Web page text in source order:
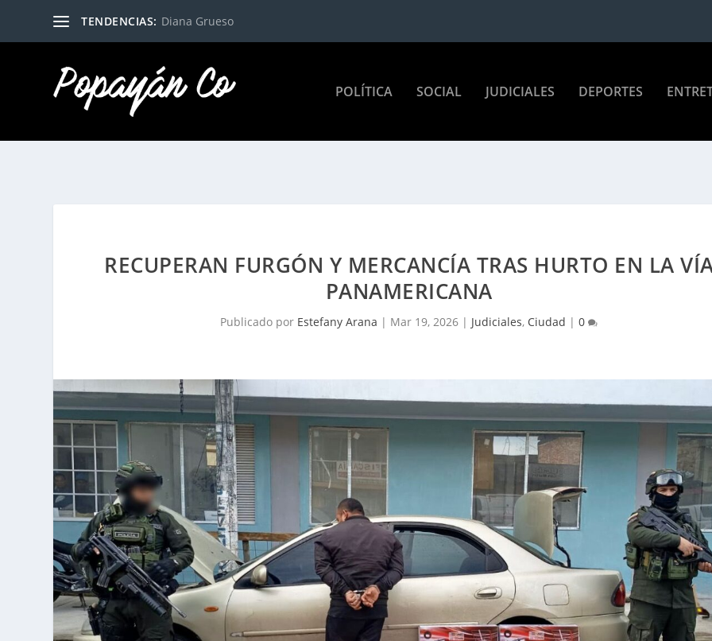
TENDENCIAS: Diana Grueso
POLÍTICA SOCIAL JUDICIALES DEPORTES
RECUPERAN FURGÓN Y MERCANCÍA TRAS HURTO EN LA
PANAMERICANA
Publicado por Estefany Arana | Mar 19, 2026 | Judiciales, Ciudad |0